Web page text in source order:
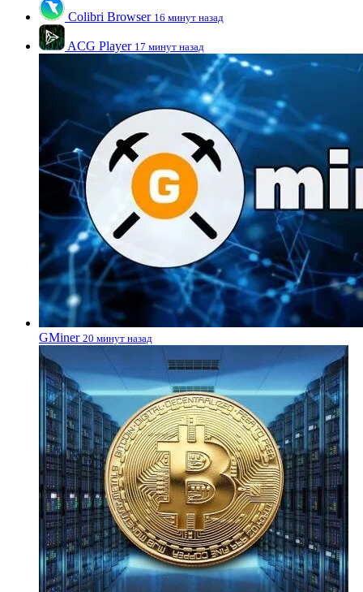
Colibri Browser 16 минут назад
ACG Player 17 минут назад
GMiner 20 минут назад